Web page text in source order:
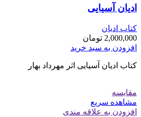
ادیان آسیایی
کتاب ادیان
2,000,000 تومان
افزودن به سبد خرید
کتاب ادیان آسیایی اثر مهرداد بهار
مقایسه
مشاهده سریع
افزودن به علاقه مندی